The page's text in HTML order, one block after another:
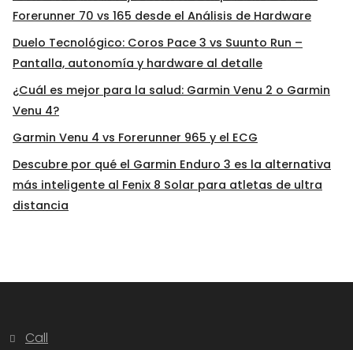
Forerunner 70 vs 165 desde el Análisis de Hardware
Duelo Tecnológico: Coros Pace 3 vs Suunto Run –
Pantalla, autonomía y hardware al detalle
¿Cuál es mejor para la salud: Garmin Venu 2 o Garmin
Venu 4?
Garmin Venu 4 vs Forerunner 965 y el ECG
Descubre por qué el Garmin Enduro 3 es la alternativa
más inteligente al Fenix 8 Solar para atletas de ultra
distancia
Call